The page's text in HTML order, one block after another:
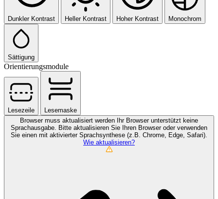
Dunkler Kontrast Heller Kontrast Hoher Kontrast Monochrom
Sättigung
Orientierungsmodule
Lesezeile
Lesemaske
Browser muss aktualisiert werden Ihr Browser unterstützt keine
Sprachausgabe. Bitte aktualisieren Sie Ihren Browser oder verwenden
Sie einen mit aktivierter Sprachsynthese (z.B. Chrome, Edge, Safari).
Wie aktualisieren?